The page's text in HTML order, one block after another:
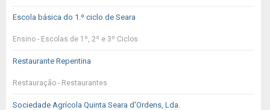
Escola básica do 1.º ciclo de Seara
Ensino - Escolas de 1º, 2º e 3º Ciclos
Restaurante Repentina
Restauração - Restaurantes
Sociedade Agrícola Quinta Seara d'Ordens, Lda.